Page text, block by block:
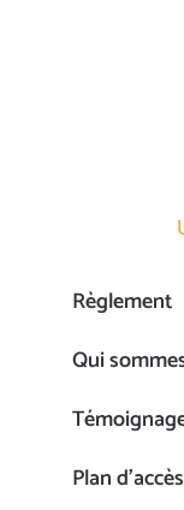
Règlement
Qui
Plan d’accès